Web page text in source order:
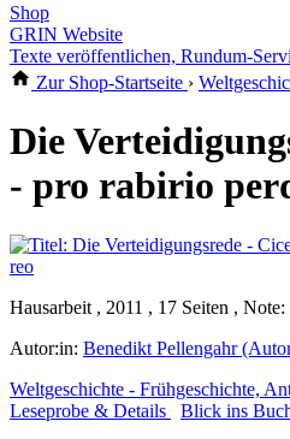
Shop
GRIN Website
Texte veröffentlichen, Rundum-
Zur Shop-Startseite ›
Die
- pro rabirio
Hausarbeit , 2011 , 17 Seiten , Note:
Autor:in: Benedikt Pellengahr
Weltgeschichte - Frühgeschichte,
Leseprobe & Details
Blick ins